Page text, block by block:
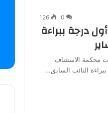
0
126
درجة ببراءة
محكمة الاستئناف
النائب السابق…